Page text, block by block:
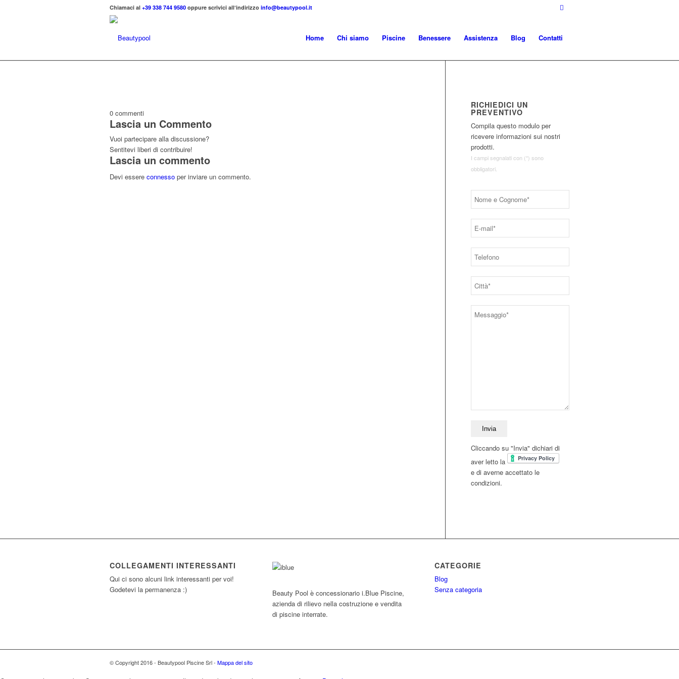
Chiamaci al +39 338 744 9580 oppure scrivici all‘indirizzo info@beautypool.it
Home Chi siamo Piscine Benessere Assistenza Blog Contatti
0 commenti
Lascia un Commento
Vuoi partecipare alla discussione?
Sentitevi liberi di contribuire!
Lascia un commento
Devi essere connesso per inviare un commento.
RICHIEDICI UN
PREVENTIVO
Compila questo modulo per
ricevere informazioni sui nostri
prodotti.
I campi segnalati con (*) sono
obbligatori.
Cliccando su "Invia" dichiari di
aver letto la
e di averne accettato le
condizioni.
COLLEGAMENTI INTERESSANTI
Qui ci sono alcuni link interessanti per voi!
Godetevi la permanenza :)
Beauty Pool è concessionario i.Blue Piscine,
azienda di rilievo nella costruzione e vendita
di piscine interrate.
CATEGORIE
Blog
Senza categoria
© Copyright 2016 - Beautypool Piscine Srl - Mappa del sito